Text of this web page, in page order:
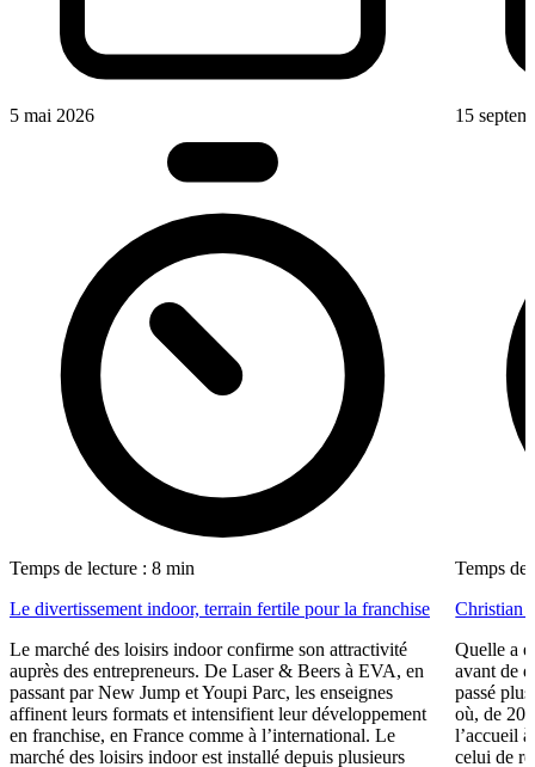
5 mai 2026
Temps de lecture : 8 min
Le divertissement indoor, terrain fertile pour la franchise
Le marché des loisirs indoor confirme son attractivité
auprès des entrepreneurs. De Laser & Beers à EVA, en
passant par New Jump et Youpi Parc, les enseignes
affinent leurs formats et intensifient leur développement
en franchise, en France comme à l’international. Le
marché des loisirs indoor est installé depuis plusieurs
15
Temps de
Christian
Quelle a
avant de
passé
où, de
l’accueil
celui de